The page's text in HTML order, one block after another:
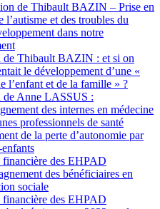
de Thibault BAZIN – Prise en
l’autisme et des troubles du
dans notre
de Thibault BAZIN : et si on
le développement d’une «
l’enfant et de la famille » ?
de Anne LASSUS :
des internes en médecine
professionnels de santé
de la perte d’autonomie par
financière des EHPAD
des bénéficiaires en
sociale
financière des EHPAD